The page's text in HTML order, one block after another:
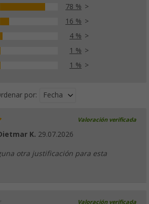
78 %
16 %
4 %
1 %
1 %
por: Fecha
Valoración verificada
K. 29.07.2026
otra justificación para esta
Valoración verificada